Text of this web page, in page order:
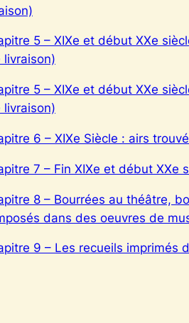
5 – XIXe et début XXe
livraison)
5 – XIXe et début XXe
livraison)
6 – XIXe Siècle : airs
7 – Fin XIXe et début XXe
8 – Bourrées au théâtre,
dans des oeuvres de
9 – Les recueils imprimés